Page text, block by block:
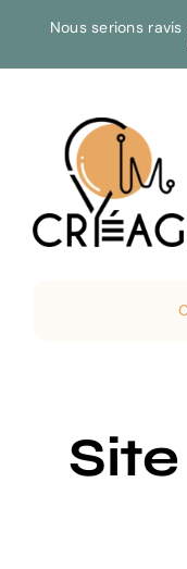
PasserNous serions
Agence